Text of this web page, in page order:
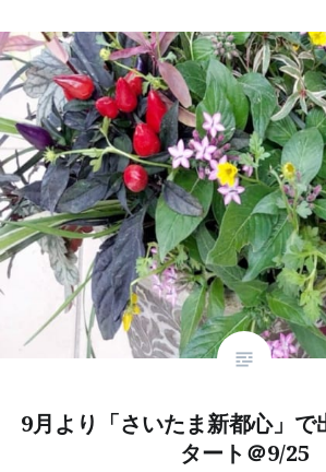
9月より「さいたま新都心」で
タート＠9/25